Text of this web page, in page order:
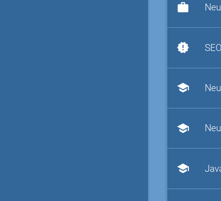
work
new_releases
school
school
school